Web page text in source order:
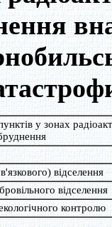
у зонах
відселення
відселення
контролю